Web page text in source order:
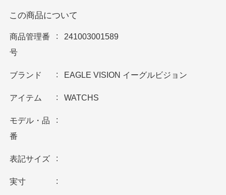
この商品について
商品管理番
号
241003001589
ブランド EAGLE VISION イーグルビジョン
アイテム WATCHS
モデル・品
番
表記サイズ
実寸